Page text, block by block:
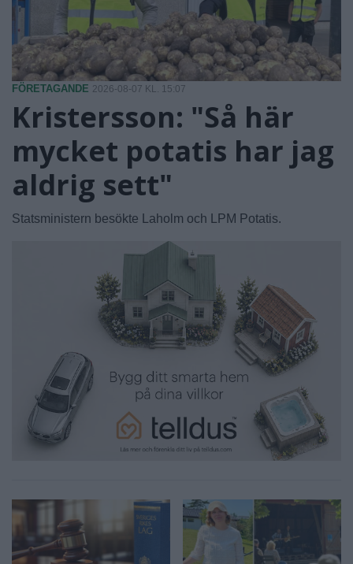
FÖRETAGANDE 2026-08-07 KL. 15:07
Kristersson: "Så här
mycket potatis har jag
aldrig sett"
Statsministern besökte Laholm och LPM Potatis.